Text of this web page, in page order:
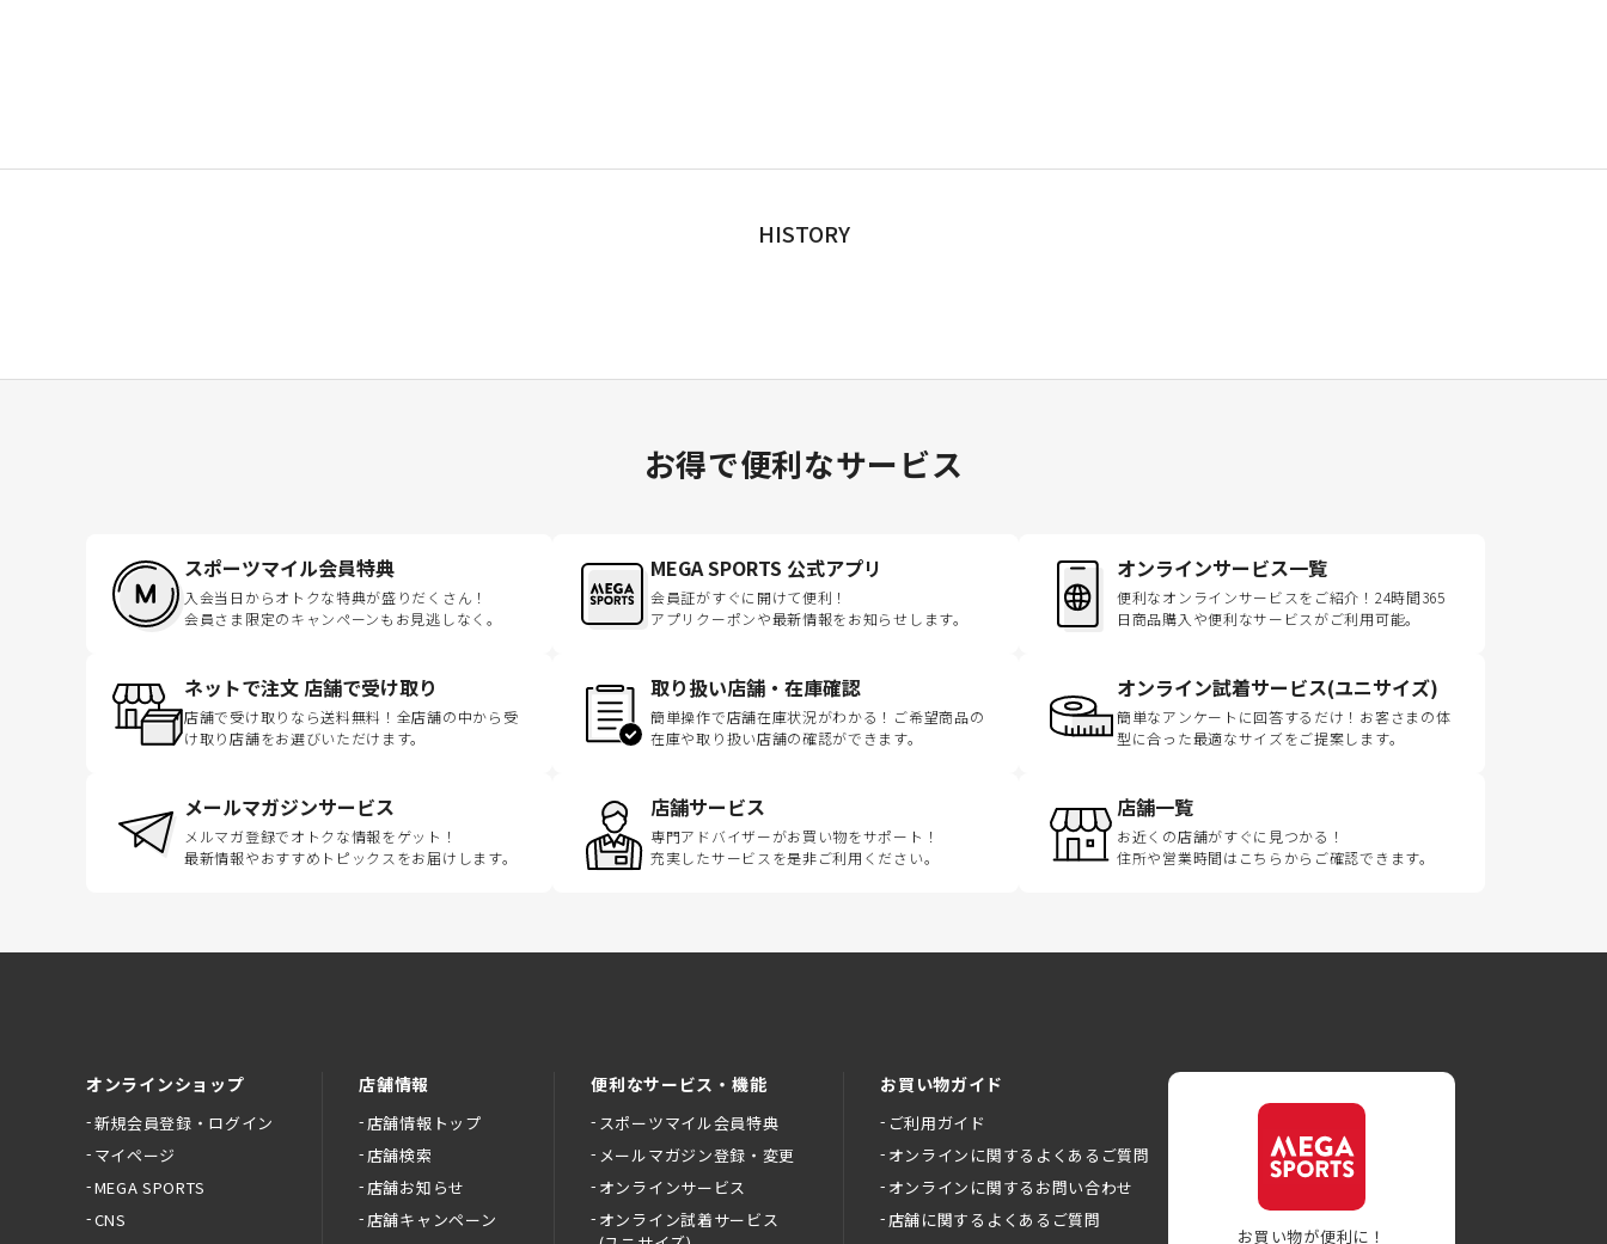
HISTORY
お得で便利なサービス
スポーツマイル会員特典
入会当日からオトクな特典が盛りだくさん！
会員さま限定のキャンペーンもお見逃しなく。
MEGA SPORTS 公式アプリ
会員証がすぐに開けて便利！
アプリクーポンや最新情報をお知らせします。
オンラインサービス一覧
便利なオンラインサービスをご紹介！24時間365
日商品購入や便利なサービスがご利用可能。
ネットで注文 店舗で受け取り
店舗で受け取りなら送料無料！全店舗の中から受
け取り店舗をお選びいただけます。
取り扱い店舗・在庫確認
簡単操作で店舗在庫状況がわかる！ご希望商品の
在庫や取り扱い店舗の確認ができます。
オンライン試着サービス(ユニサイズ)
簡単なアンケートに回答するだけ！お客さまの体
型に合った最適なサイズをご提案します。
メールマガジンサービス
メルマガ登録でオトクな情報をゲット！
最新情報やおすすめトピックスをお届けします。
店舗サービス
専門アドバイザーがお買い物をサポート！
充実したサービスを是非ご利用ください。
店舗一覧
お近くの店舗がすぐに見つかる！
住所や営業時間はこちらからご確認できます。
オンラインショップ
新規会員登録・ログイン
マイページ
MEGA SPORTS
CNS
店舗情報
店舗情報トップ
店舗検索
店舗お知らせ
店舗キャンペーン
便利なサービス・機能
スポーツマイル会員特典
メールマガジン登録・変更
オンラインサービス
オンライン試着サービス
お買い物ガイド
ご利用ガイド
オンラインに関するよくあるご質問
オンラインに関するお問い合わせ
店舗に関するよくあるご質問
お買い物が便利に！